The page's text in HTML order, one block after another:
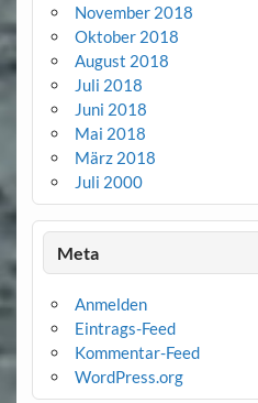
November 2018
Oktober 2018
August 2018
Juli 2018
Juni 2018
Mai 2018
März 2018
Juli 2000
Meta
Anmelden
Eintrags-Feed
Kommentar-Feed
WordPress.org